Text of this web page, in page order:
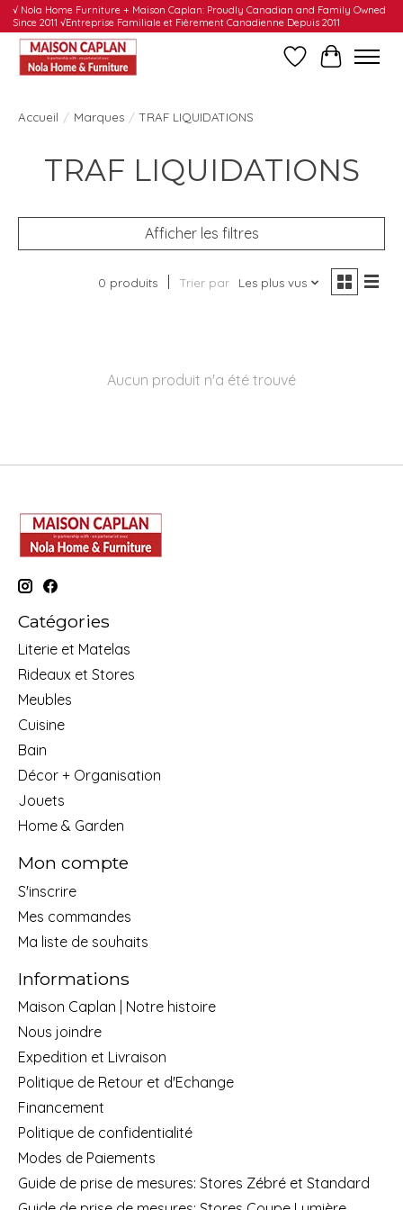
√ Nola Home Furniture + Maison Caplan: Proudly Canadian and Family Owned
Since 2011 √Entreprise Familiale et Fièrement Canadienne Depuis 2011
Liste dePanier
Accueil / Marques / TRAF LIQUIDATIONS
TRAF LIQUIDATIONS
Afficher les filtres
0 produits Trier par Les plus vus
Aucun produit n'a été trouvé
Catégories
Literie et Matelas
Rideaux et Stores
Meubles
Cuisine
Bain
Décor + Organisation
Jouets
Home & Garden
Mon compte
S'inscrire
Mes commandes
Ma liste de souhaits
Informations
Maison Caplan | Notre histoire
Nous joindre
Expedition et Livraison
Politique de Retour et d'Echange
Financement
Politique de confidentialité
Modes de Paiements
Guide de prise de mesures: Stores Zébré et Standard